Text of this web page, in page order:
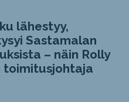
lähestyy,
Sastamalan
– näin Rolly
toimitusjohtaja